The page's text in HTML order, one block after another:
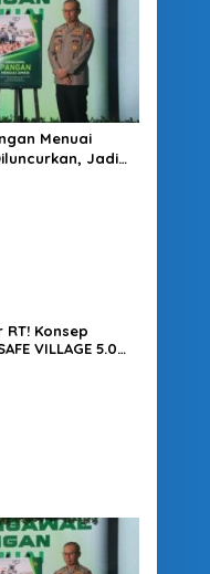
Menuai
Jadi
Konsep
VILLAGE 5.0